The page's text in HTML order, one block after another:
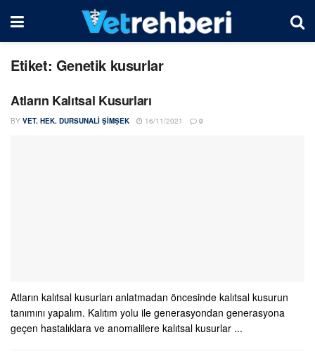
Etiket: Genetik kusurlar
Atların Kalıtsal Kusurları
BY VET. HEK. DURSUNALI ŞIMŞEK 16/11/2021 0
Atların kalıtsal kusurları anlatmadan öncesinde kalıtsal kusurun
tanımını yapalım. Kalıtım yolu ile generasyondan generasyona
geçen hastalıklara ve anomalilere kalıtsal kusurlar ...